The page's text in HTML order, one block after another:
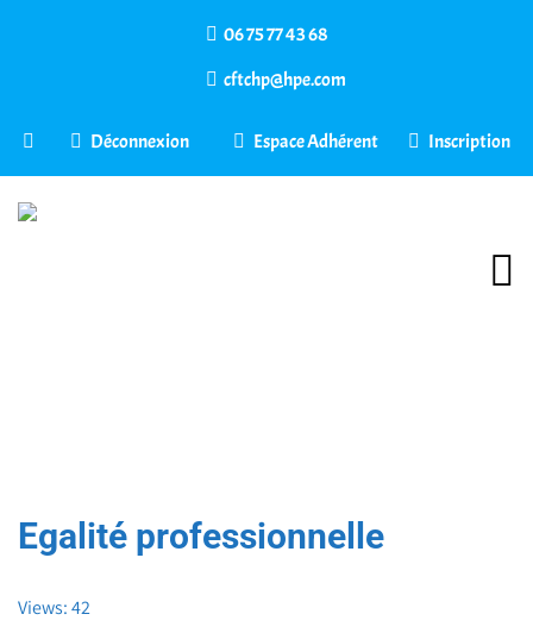
06 75 77 43 68
cftchp@hpe.com
Déconnexion Espace Adhérent Inscription
Egalité professionnelle
Views: 42